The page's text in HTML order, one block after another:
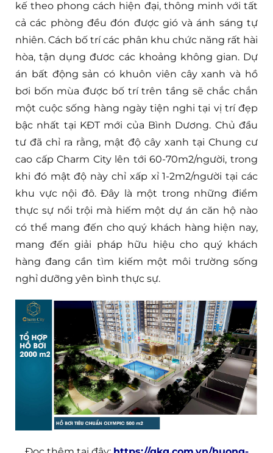
kế theo phong cách hiện đại, thông minh với tất
cả các phòng đều đón được gió và ánh sáng tự
nhiên. Cách bố trí các phân khu chức năng rất hài
hòa, tận dụng đươc các khoảng không gian. Dự
án bất động sản có khuôn viên cây xanh và hồ
bơi bốn mùa được bố trí trên tầng sẽ chắc chắn
một cuộc sống hàng ngày tiện nghi tại vị trí đẹp
bậc nhất tại KĐT mới của Bình Dương. Chủ đầu
tư đã chỉ ra rằng, mật độ cây xanh tại Chung cư
cao cấp Charm City lên tới 60-70m2/người, trong
khi đó mật độ này chỉ xấp xỉ 1-2m2/người tại các
khu vực nội đô. Đây là một trong những điểm
thực sự nổi trội mà hiếm một dự án căn hộ nào
có thể mang đến cho quý khách hàng hiện nay,
mang đến giải pháp hữu hiệu cho quý khách
hàng đang cần tìm kiếm một môi trường sống
nghỉ dưỡng yên bình thực sự.